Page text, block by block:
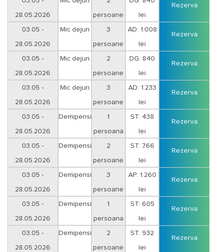
28.05.2026
Duminica-Joi
persoane lei
Rezerva
03.05 -
28.05.2026
Duminica-Joi
Mic dejun 3
persoane
AD: 1.008
lei
Rezerva
03.05 -
28.05.2026
Vineri-Sambata
Mic dejun 2
persoane
DG: 840
lei
Rezerva
03.05 -
28.05.2026
Vineri-Sambata
Mic dejun 3
persoane
AD: 1.233
lei
Rezerva
03.05 -
28.05.2026
Duminica-Joi
Demipensiune 1
persoana
ST: 438
lei
Rezerva
03.05 -
28.05.2026
Duminica-Joi
Demipensiune 2
persoane
ST: 766
lei
Rezerva
03.05 -
28.05.2026
Duminica-Joi
Demipensiune 3
persoane
AP: 1.260
lei
Rezerva
03.05 -
28.05.2026
Vineri-Sambata
Demipensiune 1
persoana
ST: 605
lei
Rezerva
03.05 -
28.05.2026
Demipensiune 2
persoane
ST: 932
lei
Rezerva